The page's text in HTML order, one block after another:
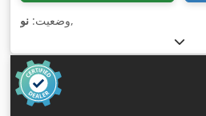
وضعیت: نو ,